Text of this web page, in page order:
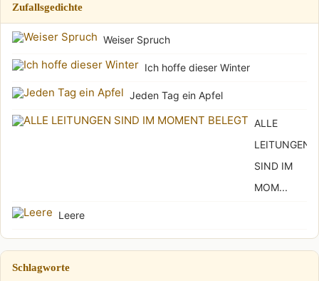
Zufallsgedichte
Weiser Spruch
Ich hoffe dieser Winter
Jeden Tag ein Apfel
ALLE
LEITUNGEN
SIND IM
MOM...
Leere
Schlagworte